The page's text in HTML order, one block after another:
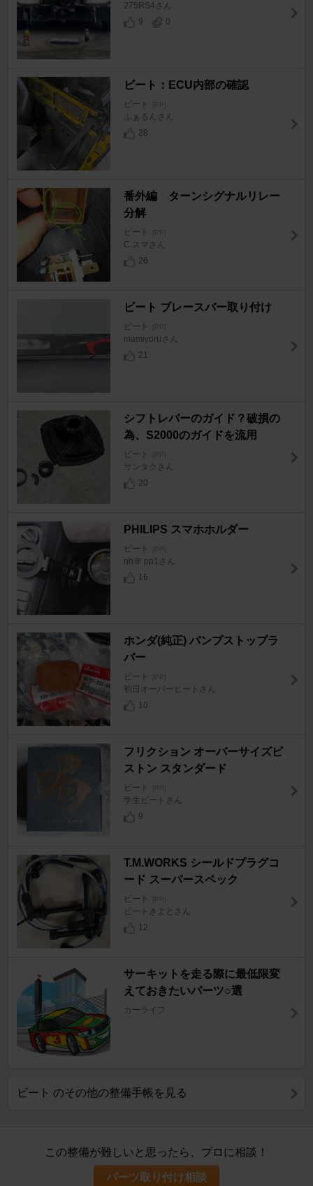
275RS4さん
9
0
ビート：ECU内部の確認
ビート [PP]
ふぁるんさん
28
番外編 ターンシグナルリレー
分解
ビート [PP]
C.スマさん
26
ビート ブレースバー取り付け
ビート [PP]
mamiyoruさん
21
シフトレバーのガイド？破損の
為、S2000のガイドを流用
ビート [PP]
サンタクさん
20
PHILIPS スマホホルダー
ビート [PP]
nh＠ pp1さん
16
ホンダ(純正) バンプストップラ
バー
ビート [PP]
初日オーバーヒートさん
10
フリクション オーバーサイズピ
ストン スタンダード
ビート [PP]
学生ビートさん
9
T.M.WORKS シールドプラグコ
ード スーパースペック
ビート [PP]
ビートきよとさん
12
サーキットを走る際に最低限変
えておきたいパーツ○選
カーライフ
ビート のその他の整備手帳を見る
この整備が難しいと思ったら、プロに相談！
パーツ取り付け相談